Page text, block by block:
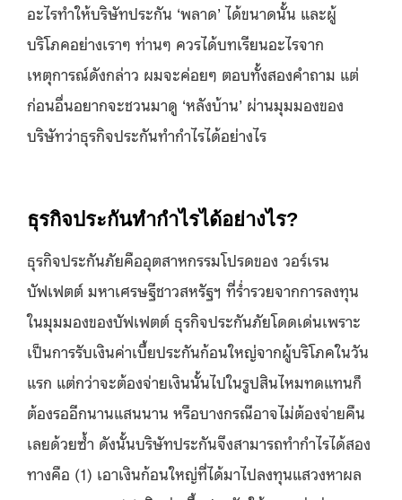
อะไรทำให้บริษัทประกัน ‘พลาด’ ได้ขนาดนั้น และผู้
บริโภคอย่างเราๆ ท่านๆ ควรได้บทเรียนอะไรจาก
เหตุการณ์ดังกล่าว ผมจะค่อยๆ ตอบทั้งสองคำถาม แต่
ก่อนอื่นอยากจะชวนมาดู ‘หลังบ้าน’ ผ่านมุมมองของ
บริษัทว่าธุรกิจประกันทำกำไรได้อย่างไร
ธุรกิจประกันทำกำไรได้อย่างไร?
ธุรกิจประกันภัยคืออุตสาหกรรมโปรดของ วอร์เรน
บัฟเฟตต์ มหาเศรษฐีชาวสหรัฐฯ ที่ร่ำรวยจากการลงทุน
ในมุมมองของบัฟเฟตต์ ธุรกิจประกันภัยโดดเด่นเพราะ
เป็นการรับเงินค่าเบี้ยประกันก้อนใหญ่จากผู้บริโภคในวัน
แรก แต่กว่าจะต้องจ่ายเงินนั้นไปในรูปสินไหมทดแทนก็
ต้องรออีกนานแสนนาน หรือบางกรณีอาจไม่ต้องจ่ายคืน
เลยด้วยซ้ำ ดังนั้นบริษัทประกันจึงสามารถทำกำไรได้สอง
ทางคือ (1) เอาเงินก้อนใหญ่ที่ได้มาไปลงทุนแสวงหาผล